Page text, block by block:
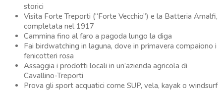
storici
Visita Forte Treporti (“Forte Vecchio”) e la Batteria Amalfi,
completata nel 1917
Cammina fino al faro a pagoda lungo la diga
Fai birdwatching in laguna, dove in primavera compaiono i
fenicotteri rosa
Assaggia i prodotti locali in un’azienda agricola di
Cavallino-Treporti
Prova gli sport acquatici come SUP, vela, kayak o windsurf